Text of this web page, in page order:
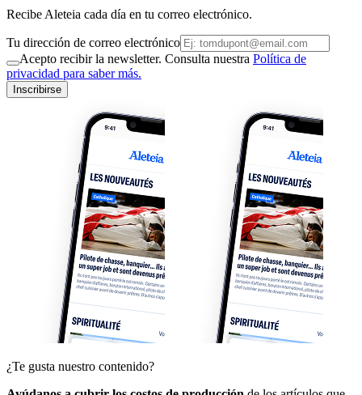
Recibe Aleteia cada día en tu correo electrónico.
Tu dirección de correo electrónico
Acepto recibir la newsletter. Consulta nuestra Política de
privacidad para saber más.
Inscribirse
¿Te gusta nuestro contenido?